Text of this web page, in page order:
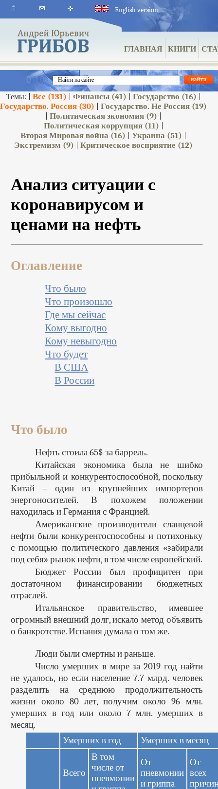
ГЛАВНАЯ КНИГИ
English version
Темы: | Все (131) Финансы(41) Государство (16)
Государство. Россия (30) |Государство. Не Россия (19)
|Политическая экономия (9)
Политическая коррупция(11)
Вторая Мировая война (16) |Украина (51)
Экстремизм (9) |Критическое восприятие (12)
Анализ ситуации с
коронавирусом и
ценами на нефть
Оглавление
Что было
Что произошло
Где мы сейчас
Кому выгодно
Кому невыгодно
Что будет
В США
В России
Что было
Нефть стоила 65$ за баррель.
Китайская экономика была не шибко
прибыльной и конкурентоспособной, поскольку
Китай – один из крупнейших импортеров
энергоносителей. В похожем положении
находилась и Германия с Францией.
Американские производители сланцевой
нефти были конкурентоспособны и потихоньку
с помощью политического давления «забирали
под себя» рынок нефти, в том числе европейский.
Бюджет России был профицитен при
достаточном финансировании бюджетных
отраслей.
Итальянское правительство, имевшее
огромный внешний долг, искало метод объявить
о банкротстве. Испания думала о том же.
Люди были смертны и раньше.
Число умерших в мире за 2019 год найти
не удалось, но если население 7.7 млрд. человек
разделить на среднюю продолжительность
жизни около 80 лет, получим около 96 млн.
умерших в год или около 7 млн. умерших в
месяц.
Умерших в год
Умерших в месяц
Всего
В том
числе от
пневмонии
От
пневмонии
и гриппа
От
всех